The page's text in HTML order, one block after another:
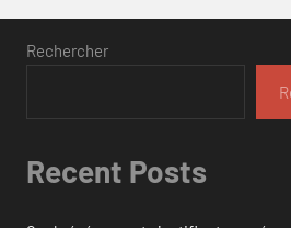
Rechercher
Recent Posts